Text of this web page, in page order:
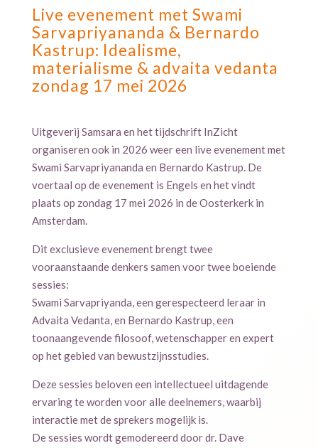
Live evenement met Swami
Sarvapriyananda & Bernardo
Kastrup: Idealisme,
materialisme & advaita vedanta
zondag 17 mei 2026
Uitgeverij Samsara en het tijdschrift InZicht
organiseren ook in 2026 weer een live evenement met
Swami Sarvapriyananda en Bernardo Kastrup. De
voertaal op de evenement is Engels en het vindt
plaats op zondag 17 mei 2026 in de Oosterkerk in
Amsterdam.
Dit exclusieve evenement brengt twee
vooraanstaande denkers samen voor twee boeiende
sessies:
Swami Sarvapriyanda, een gerespecteerd leraar in
Advaita Vedanta, en Bernardo Kastrup, een
toonaangevende filosoof, wetenschapper en expert
op het gebied van bewustzijnsstudies.
Deze sessies beloven een intellectueel uitdagende
ervaring te worden voor alle deelnemers, waarbij
interactie met de sprekers mogelijk is.
De sessies wordt gemodereerd door dr. Dave